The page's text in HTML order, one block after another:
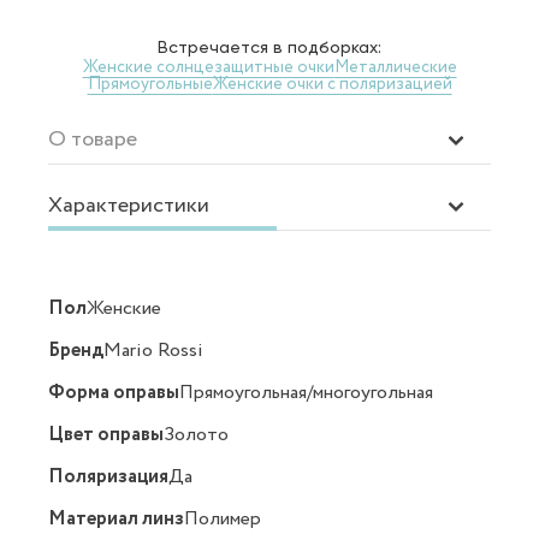
Встречается в подборках:
Женские солнцезащитные очкиМеталлические
ПрямоугольныеЖенские очки с поляризацией
О товаре
Характеристики
ПолЖенские
БрендMario Rossi
Форма оправыПрямоугольная/многоугольная
Цвет оправыЗолото
ПоляризацияДа
Материал линзПолимер